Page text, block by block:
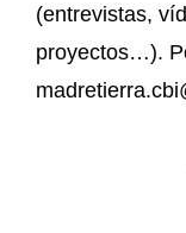
(entrevistas,
proyectos…).